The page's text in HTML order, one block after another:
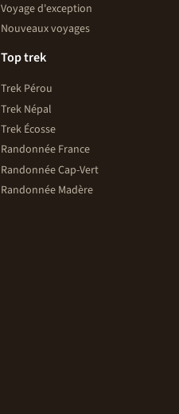
Voyage d'exception
Nouveaux voyages
Top trek
Trek Pérou
Trek Népal
Trek Écosse
Randonnée France
Randonnée Cap-Vert
Randonnée Madère